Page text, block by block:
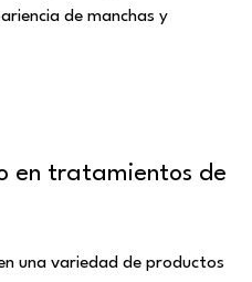
de manchas y
en tratamientos de
una variedad de productos